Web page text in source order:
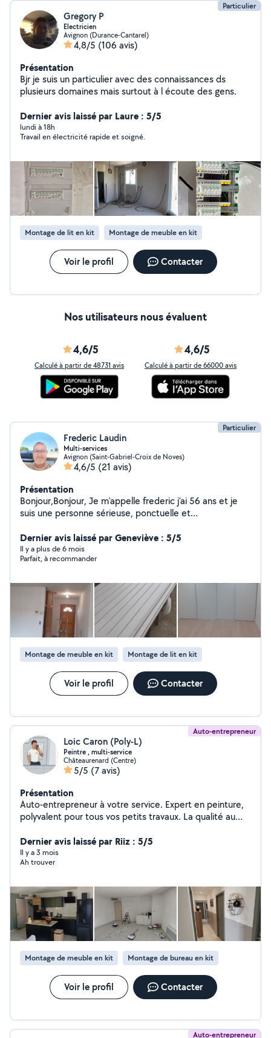
Particulier
Gregory P
Electricien
Avignon (Durance-Cantarel)
4,8/5 (106 avis)
Présentation
Bjr je suis un particulier avec des connaissances ds
plusieurs domaines mais surtout à l écoute des gens.
Dernier avis laissé par Laure : 5/5
lundi à 18h
Travail en électricité rapide et soigné.
Montage de lit en kit Montage de meuble en kit
Voir le profil Contacter
Nos utilisateurs nous évaluent
4,6/5
Calculé à partir de 48731 avis
4,6/5
Calculé à partir de 66000 avis
Particulier
Frederic Laudin
Multi-services
Avignon (Saint-Gabriel-Croix de Noves)
4,6/5 (21 avis)
Présentation
Bonjour,Bonjour, Je m'appelle frederic j'ai 56 ans et je
suis une personne sérieuse, ponctuelle et
goût pour le travail bien fait, je vous propose mes
services pour tout type de petits travaux, notamment :
Montage de meubles(tringle à rideau ..)
bois. Pose de parquets et plinthes Petits bricolages
(réparations, installations, etc.) Entretien de jardin
(tonte, taille, désherbage, etc.) Peinture et tapisserie
Ménage ( intérieur et extérieur ) Montage de piscine en
bois (en kit) Aide à la personne (courses, ménage,
Promenades, compagnie,repas...) Ma priorité est de
vous offrir un travail de qualité et adapté à vos besoins.
Si vous recherchez une personne de confiance pour
vous aider, n'hésitez pas à me contacter. À bientôt !
Frederic
Dernier avis laissé par Geneviève : 5/5
Il y a plus de 6 mois
Parfait, à recommander
Montage de meuble en kit Montage de lit en kit
Voir le profil Contacter
Auto-entrepreneur
Loic Caron (Poly-L)
Peintre , multi-service
Châteaurenard (Centre)
5/5 (7 avis)
Présentation
Auto-entrepreneur à votre service. Expert en peinture,
polyvalent pour tous vos petits travaux. La qualité au
Dernier avis laissé par Riiz : 5/5
Il y a 3 mois
Ah trouver
Montage de meuble en kit Montage de bureau en kit
Voir le profil Contacter
Auto-entrepreneur